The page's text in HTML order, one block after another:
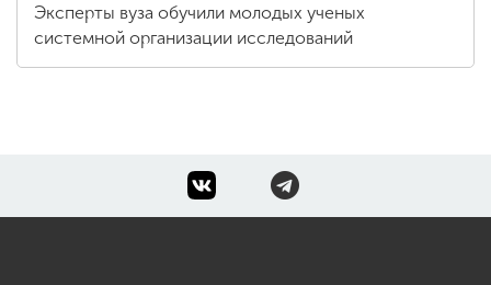
Эксперты вуза обучили молодых ученых
системной организации исследований